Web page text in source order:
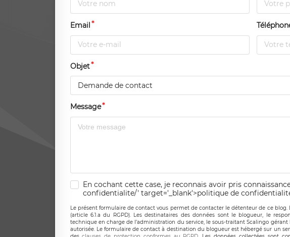
Email
Objet
Demande de contact
Message
En cochant cette case, je reconnais avoir pris
confidentialite/' target='_blank'>politique de
Le présent formulaire de contact vous permet de contacter le détenteur de ce
(article 6.1.a du RGPD). Les destinataires des données sont le blogueur, le
technique en charge de l’administration du service, le sous-traitant Scalingo
autorisée. Le formulaire de contact à destination du blogueur est hébergé sur un